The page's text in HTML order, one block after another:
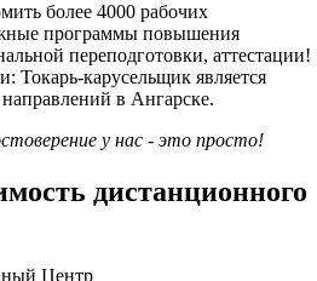
более 4000 рабочих
программы повышения
переподготовки, аттестации!
Токарь-карусельщик является
в Ангарске.
у нас - это просто!
дистанционного